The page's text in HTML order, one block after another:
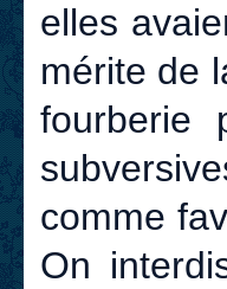
elles
mérite de
fourberie
comme
On